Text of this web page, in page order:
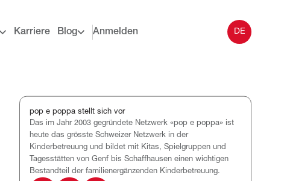
Karriere Blog Anmelden DE
pop e poppa stellt sich vor
Das im Jahr 2003 gegründete Netzwerk «pop e poppa» ist
heute das grösste Schweizer Netzwerk in der
Kinderbetreuung und bildet mit Kitas, Spielgruppen und
Tagesstätten von Genf bis Schaffhausen einen wichtigen
Bestandteil der familienergänzenden Kinderbetreuung.